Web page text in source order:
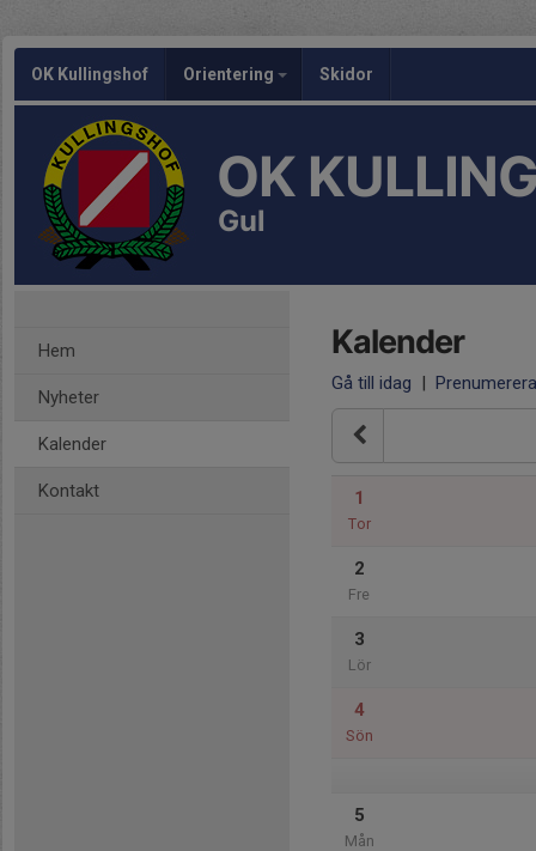
OK Kullingshof Orientering Skidor
OK
Gul
Hem
Nyheter
Kalender
Kontakt
Kalender
Gå till idag | Prenumerera
1
Tor
2
Fre
3
Lör
4
Sön
5
Mån